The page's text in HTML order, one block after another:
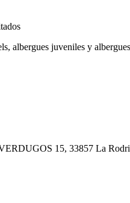
albergues juveniles y
15, 33857 La